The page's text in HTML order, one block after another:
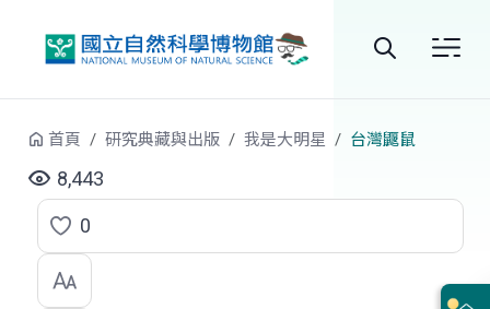
站
尋
首頁 研究典藏與出版 我是大明星 台灣鼴鼠
8,443
點
選
0